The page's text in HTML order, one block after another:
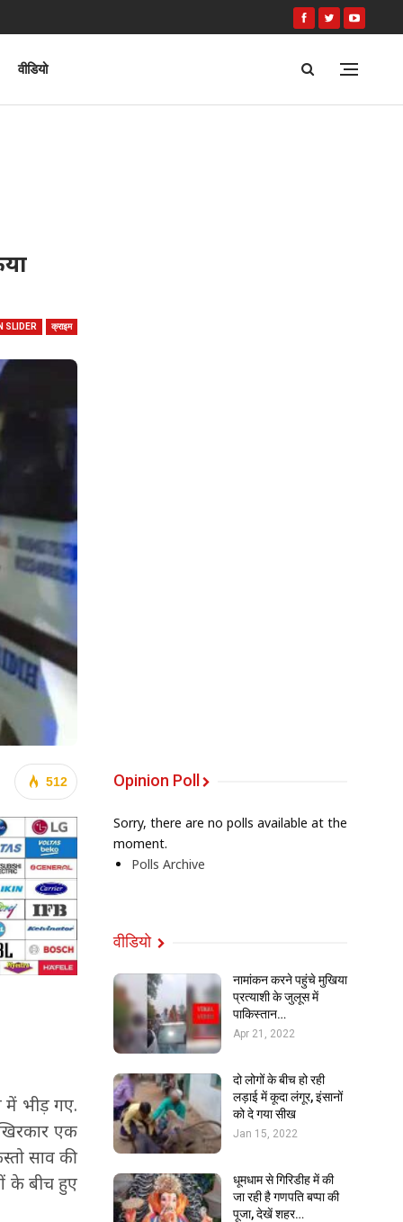
वीडियो
SLIDER क्राइम
512
में भीड़ गए.
एक
साव की
के बीच हुए
Opinion Poll
Sorry, there are no polls available at the
moment.
Polls Archive
वीडियो
नामांकन करने पहुंचे मुखिया
प्रत्याशी के जुलूस में
पाकिस्तान…
Apr 21, 2022
दो लोगों के बीच हो रही
लड़ाई में कूदा लंगूर, इंसानों
को दे गया सीख
Jan 15, 2022
धूमधाम से गिरिडीह में की
जा रही है गणपति बप्पा की
पूजा, देखें शहर…